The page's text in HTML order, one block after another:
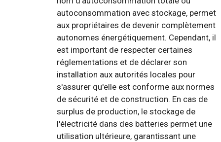
autoconsommation avec stockage, permet
aux propriétaires de devenir complètement
autonomes énergétiquement. Cependant, il
est important de respecter certaines
réglementations et de déclarer son
installation aux autorités locales pour
s'assurer qu'elle est conforme aux normes
de sécurité et de construction. En cas de
surplus de production, le stockage de
l'électricité dans des batteries permet une
utilisation ultérieure, garantissant une